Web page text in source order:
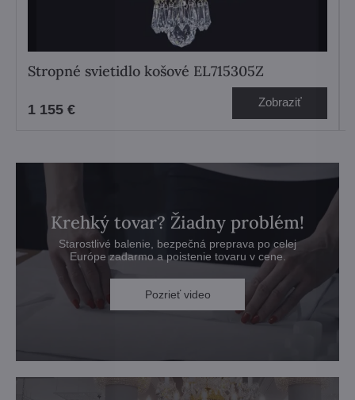
Stropné svietidlo košové EL715305Z
1 155 € Zobraziť
Krehký tovar? Žiadny problém!
Starostlivé balenie, bezpečná preprava po celej
Európe zadarmo a poistenie tovaru v cene.
Pozrieť video